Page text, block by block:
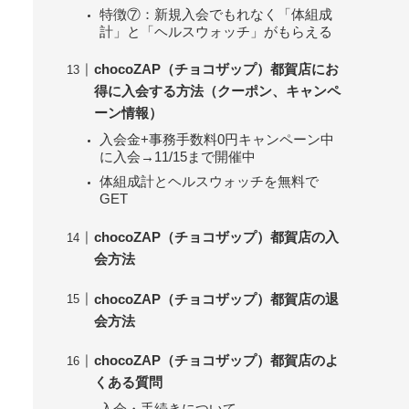
特徴⑦：新規入会でもれなく「体組成
計」と「ヘルスウォッチ」がもらえる
chocoZAP（チョコザップ）都賀店にお
得に入会する方法（クーポン、キャンペ
ーン情報）
入会金+事務手数料0円キャンペーン中
に入会→11/15まで開催中
体組成計とヘルスウォッチを無料で
GET
chocoZAP（チョコザップ）都賀店の入
会方法
chocoZAP（チョコザップ）都賀店の退
会方法
chocoZAP（チョコザップ）都賀店のよ
くある質問